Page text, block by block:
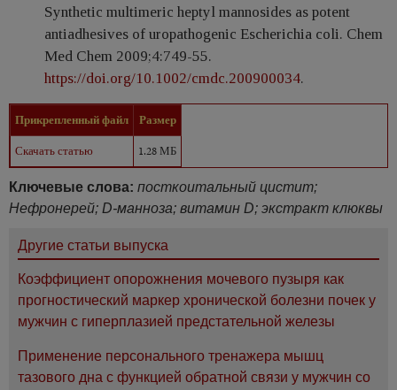
Synthetic multimeric heptyl mannosides as potent
antiadhesives of uropathogenic Escherichia coli. Chem
Med Chem 2009;4:749-55.
https://doi.org/10.1002/cmdc.200900034.
Прикрепленный файл
Размер
Скачать статью
1.28 МБ
Ключевые слова: посткоитальный цистит;
Нефронерей; D-манноза; витамин D; экстракт клюквы
Другие статьи выпуска
Коэффициент опорожнения мочевого пузыря как
прогностический маркер хронической болезни почек у
мужчин с гиперплазией предстательной железы
Применение персонального тренажера мышц
тазового дна с функцией обратной связи у мужчин со